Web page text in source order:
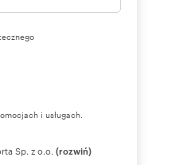
i usługach.
Sp. z o.o. (rozwiń)